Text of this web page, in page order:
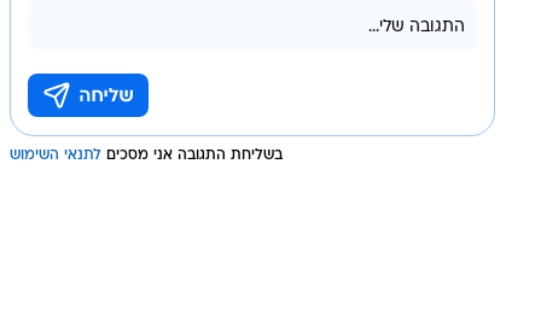
בשליחת התגובה אני מסכים לתנאי השימוש